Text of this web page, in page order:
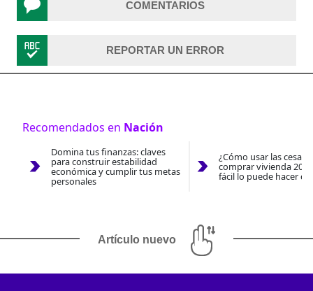
COMENTARIOS
REPORTAR UN ERROR
Recomendados en Nación
Domina tus finanzas: claves
para construir estabilidad
económica y cumplir tus metas
personales
¿Cómo usar las
comprar vivienda
fácil lo puede hacer
Artículo nuevo